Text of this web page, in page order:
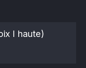
I haute)